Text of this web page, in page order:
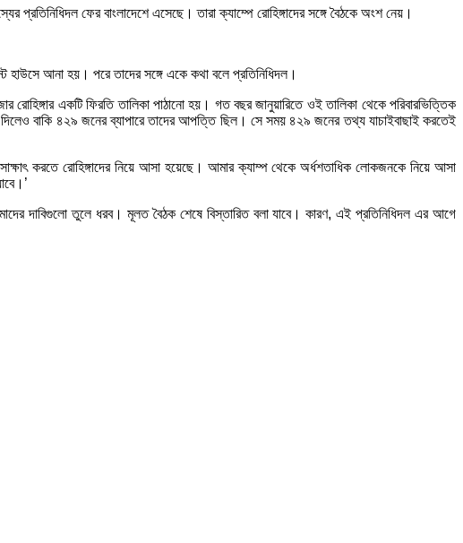
ফের বাংলাদেশে এসেছে। তারা ক্যাম্পে রোহিঙ্গাদের সঙ্গে বৈঠকে অংশ নেয়।
হাউসে আনা হয়। পরে তাদের সঙ্গে একে কথা বলে প্রতিনিধিদল।
রোহিঙ্গার একটি ফিরতি তালিকা পাঠানো হয়। গত বছর জানুয়ারিতে ওই তালিকা থেকে পরিবারভিত্তিক
দিলেও বাকি ৪২৯ জনের ব্যাপারে তাদের আপত্তি ছিল। সে সময় ৪২৯ জনের তথ্য যাচাইবাছাই করতেই
সাক্ষাৎ করতে রোহিঙ্গাদের নিয়ে আসা হয়েছে। আমার ক্যাম্প থেকে অর্ধশতাধিক লোকজনকে নিয়ে আসা
দাবিগুলো তুলে ধরব। মূলত বৈঠক শেষে বিস্তারিত বলা যাবে। কারণ, এই প্রতিনিধিদল এর আগে